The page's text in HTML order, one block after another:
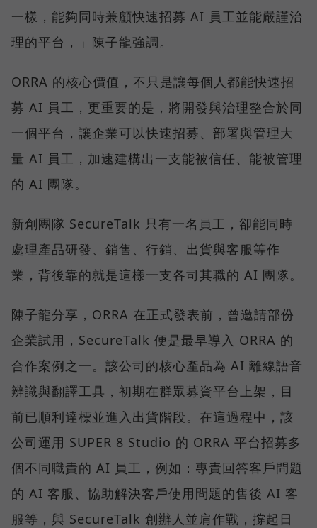
一樣，能夠同時兼顧快速招募 AI 員工並能嚴謹治
理的平台，」陳子龍強調。
ORRA 的核心價值，不只是讓每個人都能快速招
募 AI 員工，更重要的是，將開發與治理整合於同
一個平台，讓企業可以快速招募、部署與管理大
量 AI 員工，加速建構出一支能被信任、能被管理
的 AI 團隊。
新創團隊 SecureTalk 只有一名員工，卻能同時
處理產品研發、銷售、行銷、出貨與客服等作
業，背後靠的就是這樣一支各司其職的 AI 團隊。
陳子龍分享，ORRA 在正式發表前，曾邀請部份
企業試用，SecureTalk 便是最早導入 ORRA 的
合作案例之一。該公司的核心產品為 AI 離線語音
辨識與翻譯工具，初期在群眾募資平台上架，目
前已順利達標並進入出貨階段。在這過程中，該
公司運用 SUPER 8 Studio 的 ORRA 平台招募多
個不同職責的 AI 員工，例如：專責回答客戶問題
的 AI 客服、協助解決客戶使用問題的售後 AI 客
服等，與 SecureTalk 創辦人並肩作戰，撐起日